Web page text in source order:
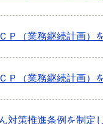
Ｐ（業務継続計画）
Ｐ（業務継続計画）
対策推進条例を制定